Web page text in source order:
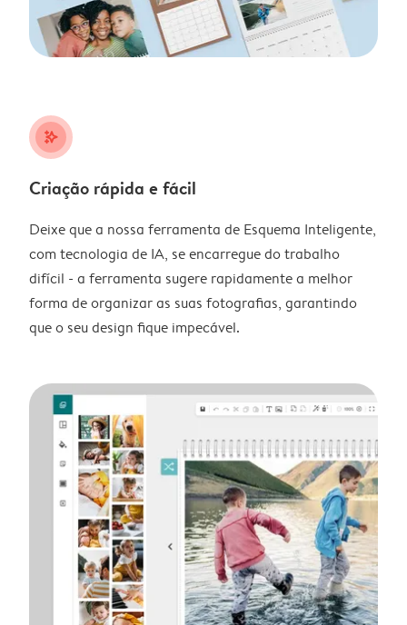
stars_plus
Criação rápida e fácil
Deixe que a nossa ferramenta de Esquema Inteligente,
com tecnologia de IA, se encarregue do trabalho
difícil - a ferramenta sugere rapidamente a melhor
forma de organizar as suas fotografias, garantindo
que o seu design fique impecável.